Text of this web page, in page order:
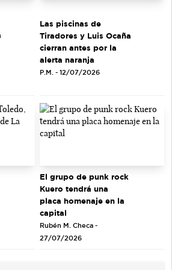
Las piscinas de
Tiradores y Luis Ocaña
cierran antes por la
alerta naranja
P.M. - 12/07/2026
El grupo de punk rock
Kuero tendrá una
placa homenaje en la
capital
Rubén M. Checa -
27/07/2026